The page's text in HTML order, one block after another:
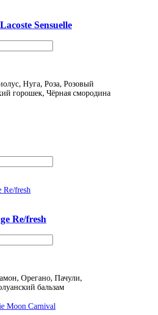
Sensuelle
Нуга, Роза, Розовый
горошек, Чёрная смородина
Re/fresh
Орегано, Пачули,
бальзам